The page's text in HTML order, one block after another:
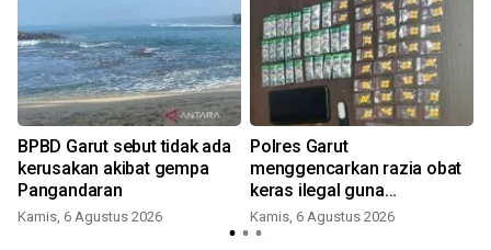
BPBD Garut sebut tidak ada
kerusakan akibat gempa
Pangandaran
Kamis, 6 Agustus 2026
Polres Garut
menggencarkan razia obat
keras ilegal guna
selamatkan anak muda
Kamis, 6 Agustus 2026